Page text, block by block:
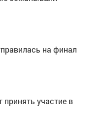
на финал
участие в